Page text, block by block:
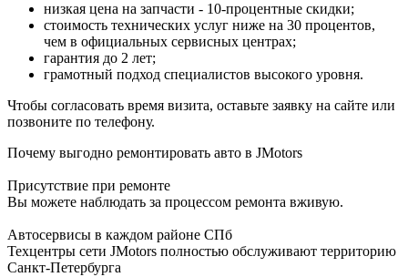
низкая цена на запчасти - 10-процентные скидки;
стоимость технических услуг ниже на 30 процентов,
чем в официальных сервисных центрах;
гарантия до 2 лет;
грамотный подход специалистов высокого уровня.
Чтобы согласовать время визита, оставьте заявку на сайте или
позвоните по телефону.
Почему выгодно ремонтировать авто в JMotors
Присутствие при ремонте
Вы можете наблюдать за процессом ремонта вживую.
Автосервисы в каждом районе СПб
Техцентры сети JMotors полностью обслуживают территорию
Санкт-Петербурга